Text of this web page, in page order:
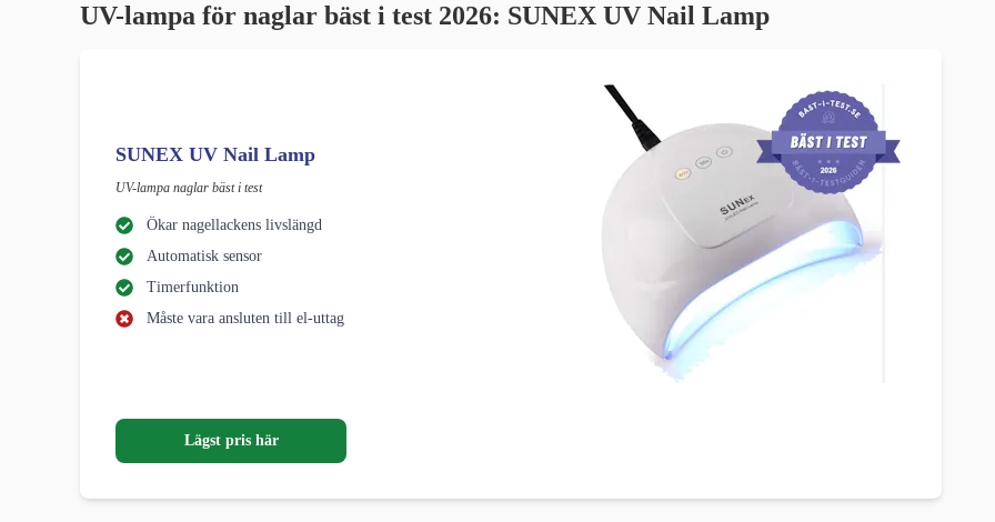
UV-lampa för naglar bäst i test 2026: SUNEX UV Nail Lamp
SUNEX UV Nail Lamp
UV-lampa naglar bäst i test
Ökar nagellackens livslängd
Automatisk sensor
Timerfunktion
Måste vara ansluten till el-uttag
Lägst pris här